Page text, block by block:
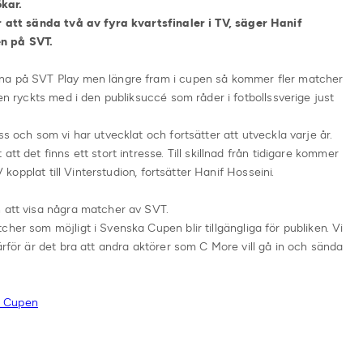
sända två av fyra kvartsfinaler i TV, säger Hanif
på SVT.
på SVT Play men längre fram i cupen så kommer fler matcher
ryckts med i den publiksuccé som råder i fotbollssverige just
och som vi har utvecklat och fortsätter att utveckla varje år.
det finns ett stort intresse. Till skillnad från tidigare kommer
till Vinterstudion, fortsätter Hanif Hosseini.
visa några matcher av SVT.
som möjligt i Svenska Cupen blir tillgängliga för publiken. Vi
är det bra att andra aktörer som C More vill gå in och sända